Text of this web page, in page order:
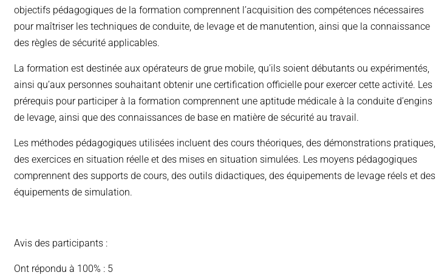
objectifs pédagogiques de la formation comprennent l’acquisition des compétences nécessaires
pour maîtriser les techniques de conduite, de levage et de manutention, ainsi que la connaissance
des règles de sécurité applicables.
La formation est destinée aux opérateurs de grue mobile, qu’ils soient débutants ou expérimentés,
ainsi qu’aux personnes souhaitant obtenir une certification officielle pour exercer cette activité. Les
prérequis pour participer à la formation comprennent une aptitude médicale à la conduite d’engins
de levage, ainsi que des connaissances de base en matière de sécurité au travail.
Les méthodes pédagogiques utilisées incluent des cours théoriques, des démonstrations pratiques,
des exercices en situation réelle et des mises en situation simulées. Les moyens pédagogiques
comprennent des supports de cours, des outils didactiques, des équipements de levage réels et des
équipements de simulation.
Avis des participants :
Ont répondu à 100% : 5